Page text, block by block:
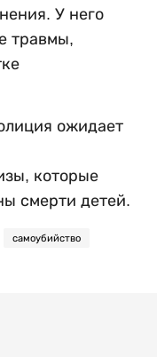
У него
травмы,
ожидает
которые
смерти детей.
самоубийство